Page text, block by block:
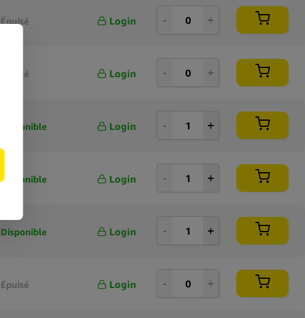
Épuisé Login
Épuisé Login
Disponible Login
Disponible Login
Disponible Login
Épuisé Login